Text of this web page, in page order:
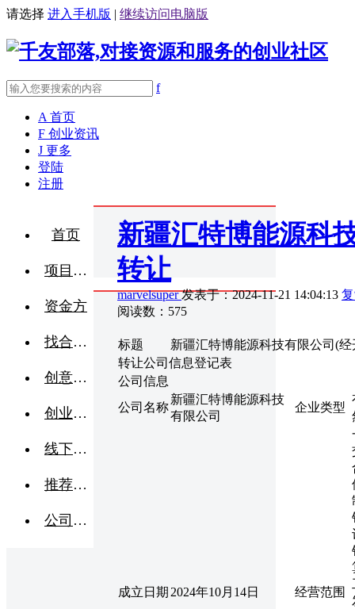
请选择 进入手机版 | 继续访问电脑版
f
A 首页
F 创业资讯
J 更多
登陆
注册
首页
项目融资
资金方
找合伙人
创意点子
创业交流
线下活动
推荐企业
公司转让
新疆汇特博能源科
转让
marvelsuper发表于：2024-11-21 14:04:13
阅读数：575
标题
新疆汇特博能源科技有限公司(
转让公司信息登记表
公司信息
公司名称
新疆汇特博能源科技
有限公司
企业类型
成立日期 2024年10月14日 经营范围